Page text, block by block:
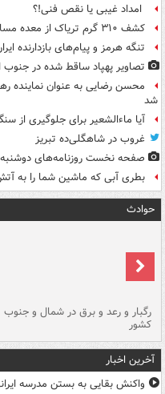
امداد غیبی یا نقص فنی!؟
کشف ۳۱۰ گرم تریاک از معده مسافر اتوبوس در قاینات
تنگه هرمز و پیام‌های بازدارنده
تصاویر پهپاد ساقط شده در جنوب
محسن رضایی به عنوان نماینده
شد
آیا ماءالشعیر برای جلوگیری از
غروب در شاهگلی‌ده تبریز
صفحه نخست روزنامه‌های دوشنبه ۱۹ مرداد ۱۴۰۵
بطری آبی که ماشین شما را به
حوادث
رگبار و رعد و برق در شمال و جنوب
کشور
آخرین اخبار
واکنش بقایی به بستن مدرسه